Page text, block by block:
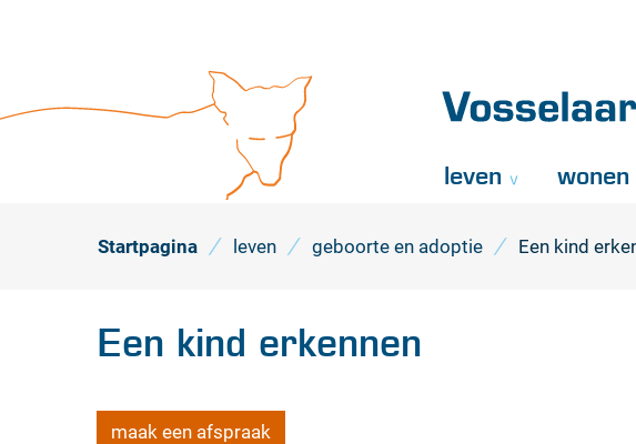
Vosselaar
leven wonen
Startpagina leven geboorte en adoptie Een kind
Een kind erkennen
maak een afspraak